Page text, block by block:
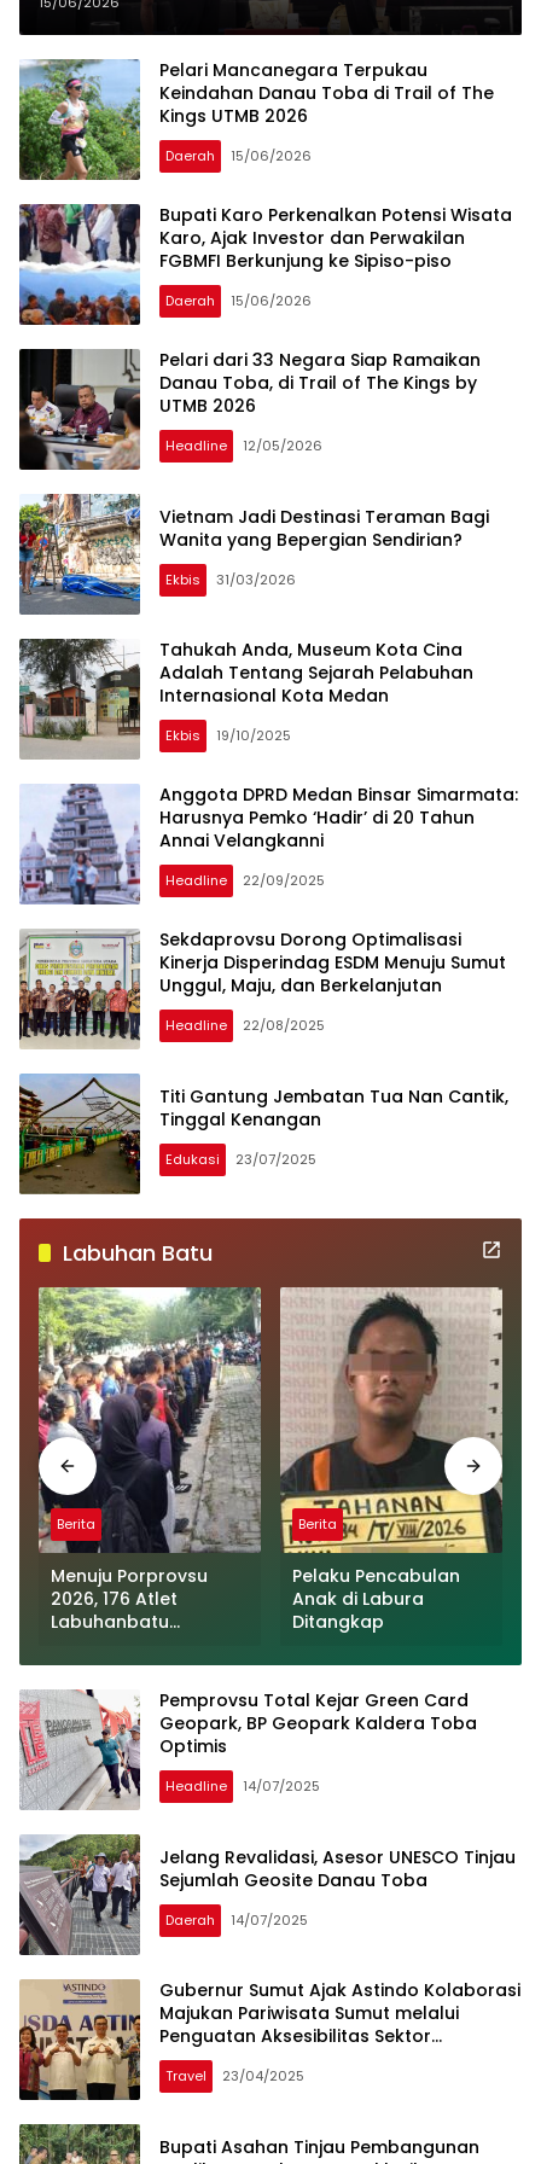
Dunia
Pelari Mancanegara Terpukau
Keindahan Danau Toba di Trail of The
Kings UTMB 2026
Daerah 15/06/2026
Bupati Karo Perkenalkan Potensi Wisata
Karo, Ajak Investor dan Perwakilan
FGBMFI Berkunjung ke Sipiso-piso
Daerah 15/06/2026
Pelari dari 33 Negara Siap Ramaikan
Danau Toba, di Trail of The Kings by
UTMB 2026
Headline 12/05/2026
Vietnam Jadi Destinasi Teraman Bagi
Wanita yang Bepergian Sendirian?
Ekbis 31/03/2026
Tahukah Anda, Museum Kota Cina
Adalah Tentang Sejarah Pelabuhan
Internasional Kota Medan
Ekbis 19/10/2025
Anggota DPRD Medan Binsar Simarmata:
Harusnya Pemko ‘Hadir’ di 20 Tahun
Annai Velangkanni
Headline 22/09/2025
Sekdaprovsu Dorong Optimalisasi
Kinerja Disperindag ESDM Menuju Sumut
Unggul, Maju, dan Berkelanjutan
Headline 22/08/2025
Titi Gantung Jembatan Tua Nan Cantik,
Tinggal Kenangan
Edukasi 23/07/2025
Labuhan Batu
Berita
Menuju Porprovsu
2026, 176 Atlet
Labuhanbatu
Uang Puding
Berita
Pelaku Pencabulan
Anak di Labura
Ditangkap
Pemprovsu Total Kejar Green Card
Geopark, BP Geopark Kaldera Toba
Optimis
Headline 14/07/2025
Jelang Revalidasi, Asesor UNESCO Tinjau
Sejumlah Geosite Danau Toba
Daerah 14/07/2025
Gubernur Sumut Ajak Astindo Kolaborasi
Majukan Pariwisata Sumut melalui
Penguatan Aksesibilitas Sektor
Transportasi
Travel 23/04/2025
Bupati Asahan Tinjau Pembangunan